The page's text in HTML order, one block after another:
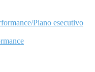
Piano esecutivo